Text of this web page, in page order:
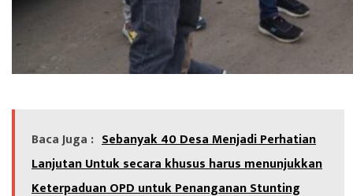
Baca Juga : Sebanyak 40 Desa Menjadi Perhatian
Lanjutan Untuk secara khusus harus menunjukkan
Keterpaduan OPD untuk Penanganan Stunting